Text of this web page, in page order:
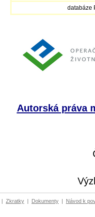
databáze
Autorská práva
Zkratky Dokumenty Návod k